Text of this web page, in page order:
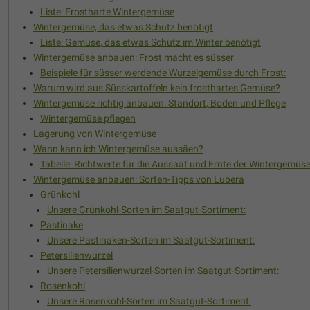
Liste: Frostharte Wintergemüse
Wintergemüse, das etwas Schutz benötigt
Liste: Gemüse, das etwas Schutz im Winter benötigt
Wintergemüse anbauen: Frost macht es süsser
Beispiele für süsser werdende Wurzelgemüse durch Frost:
Warum wird aus Süsskartoffeln kein frosthartes Gemüse?
Wintergemüse richtig anbauen: Standort, Boden und Pflege
Wintergemüse pflegen
Lagerung von Wintergemüse
Wann kann ich Wintergemüse aussäen?
Tabelle: Richtwerte für die Aussaat und Ernte der Wintergemüse
Wintergemüse anbauen: Sorten-Tipps von Lubera
Grünkohl
Unsere Grünkohl-Sorten im Saatgut-Sortiment:
Pastinake
Unsere Pastinaken-Sorten im Saatgut-Sortiment:
Petersilienwurzel
Unsere Petersilienwurzel-Sorten im Saatgut-Sortiment:
Rosenkohl
Unsere Rosenkohl-Sorten im Saatgut-Sortiment: